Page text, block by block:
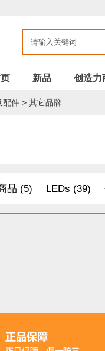
新品 创造力
配件 > 其它品牌
品 (5) LEDs (39)
(1) 3G/4G/5G (1)
柔性传感器 (3)